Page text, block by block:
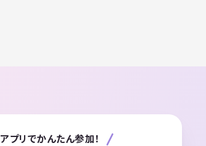
アプリでかんたん参加！